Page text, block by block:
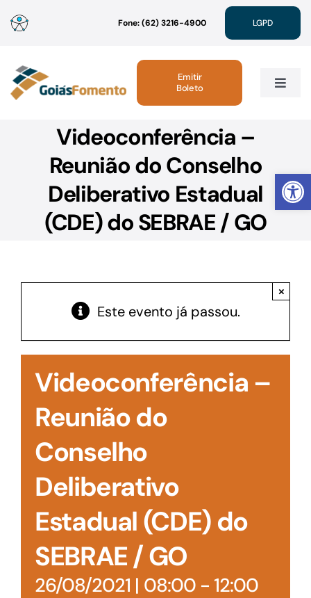
Abrir
para
conteúdo
Fone: (62) 3216-4900 LGPD
Toggle
Institucional
Atendimento
Acesso à Informação
Emitir
Boleto
Videoconferência –
Reunião do Conselho
Deliberativo Estadual
(CDE) do SEBRAE / GO
Este evento já passou.
×
Videoconferência –
Reunião do
Conselho
Deliberativo
Estadual (CDE) do
SEBRAE / GO
26/08/2021 | 08:00- 12:00